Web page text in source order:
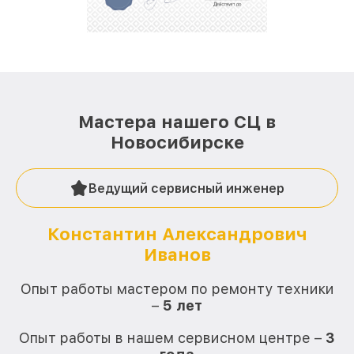
Мастера нашего СЦ в
Новосибирске
Ведущий сервисный инженер
Константин Александрович
Иванов
Опыт работы мастером по ремонту техники
– 5 лет
Опыт работы в нашем сервисном центре – 3